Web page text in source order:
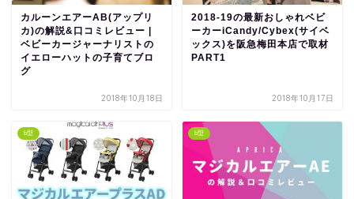
カルーンエアーAB(アップリ
カ)の解説&口コミレビュー |
ベビーカージャーナリストの
イエローハットの子育てブロ
グ
2018年10月18日
2018-19の最新おしゃれベビ
ーカーiCandy/Cybex(サイベ
ックス)を阪急梅田本店で取材
PART1
2018年10月17日
b型 b型